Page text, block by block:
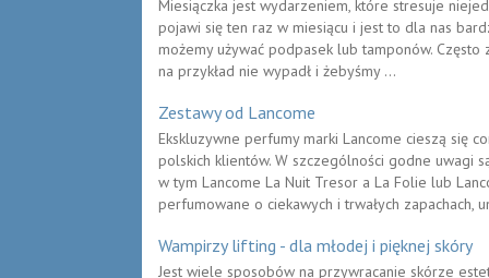
Miesiączka jest wydarzeniem, które stresuje
pojawi się ten raz w miesiącu i jest to dla nas
możemy używać podpasek lub tamponów. Często
na przykład nie wypadł i żebyśmy ...
Zestawy od Lancome
Ekskluzywne perfumy marki Lancome cieszą się
polskich klientów. W szczególności godne uwagi
w tym Lancome La Nuit Tresor a La Folie lub
perfumowane o ciekawych i trwałych zapachach,
Wampirzy lifting - dla młodej i pięknej skóry
Jest wiele sposobów na przywracanie skórze